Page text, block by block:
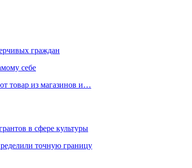
граждан
себе
товар из магазинов и…
в сфере культуры
точную границу